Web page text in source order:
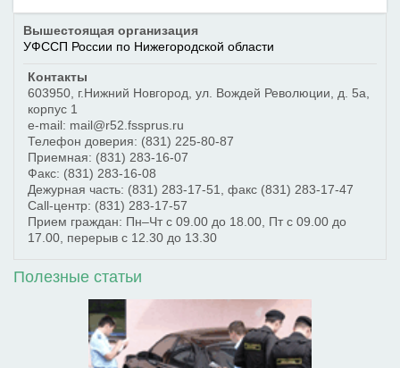
Вышестоящая организация
УФССП России по Нижегородской области
Контакты
603950 г.Нижний Новгород ул. Вождей Революции, д. 5а,
корпус 1
e-mail: mail@r52.fssprus.ru
Телефон доверия: (831) 225-80-87
Приемная: (831) 283-16-07
Факс: (831) 283-16-08
Дежурная часть: (831) 283-17-51 , факс (831) 283-17-47
Call-центр: (831) 283-17-57
Прием граждан: Пн–Чт с 09.00 до 18.00, Пт с 09.00 до
17.00, перерыв с 12.30 до 13.30
Полезные статьи